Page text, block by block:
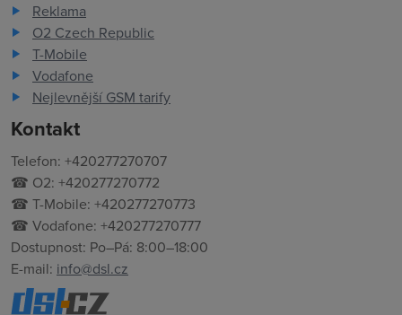
Reklama
O2 Czech Republic
T-Mobile
Vodafone
Nejlevnější GSM tarify
Kontakt
Telefon: +420277270707
☎ O2: +420277270772
☎ T-Mobile: +420277270773
☎ Vodafone: +420277270777
Dostupnost: Po–Pá: 8:00–18:00
E-mail: info@dsl.cz